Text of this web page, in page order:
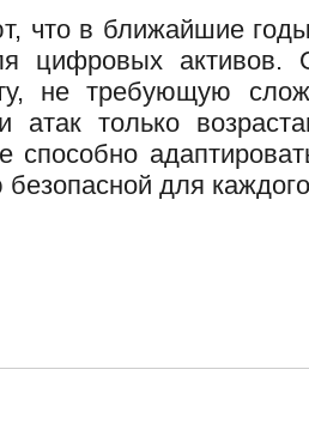
что в ближайшие
цифровых активов.
не требующую
атак только
способно
безопасной для